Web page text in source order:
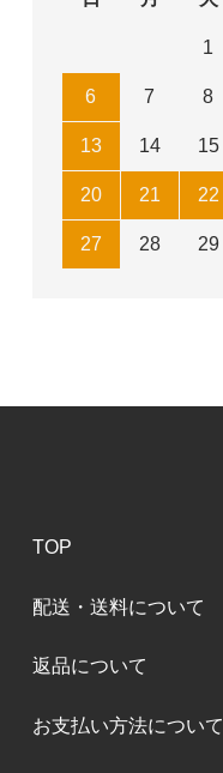
1
6 7 8
13 14 15
20 21 22
27 28 29
TOP
配送・送料について
返品について
お支払い方法について